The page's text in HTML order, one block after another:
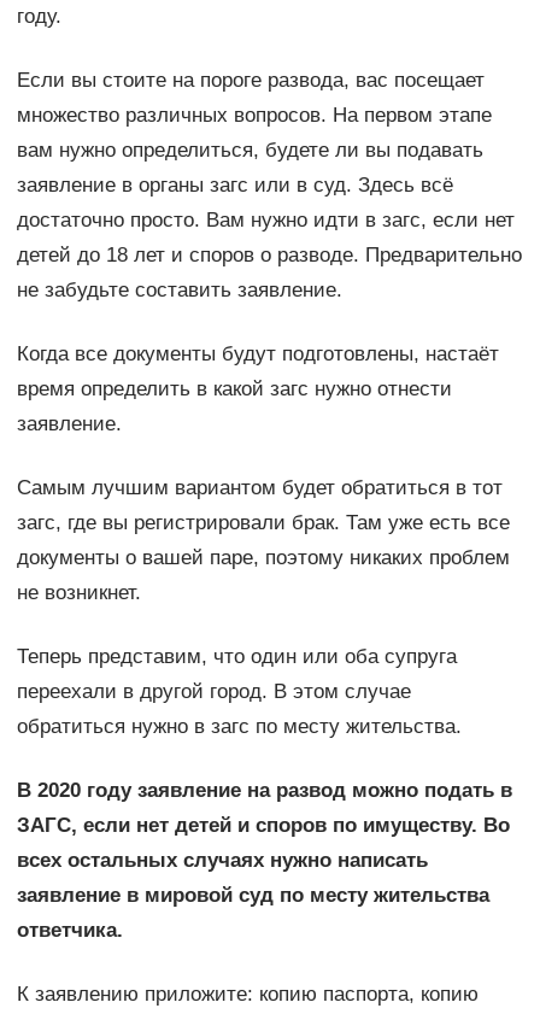
году.
Если вы стоите на пороге развода, вас посещает
множество различных вопросов. На первом этапе
вам нужно определиться, будете ли вы подавать
заявление в органы загс или в суд. Здесь всё
достаточно просто. Вам нужно идти в загс, если нет
детей до 18 лет и споров о разводе. Предварительно
не забудьте составить заявление.
Когда все документы будут подготовлены, настаёт
время определить в какой загс нужно отнести
заявление.
Самым лучшим вариантом будет обратиться в тот
загс, где вы регистрировали брак. Там уже есть все
документы о вашей паре, поэтому никаких проблем
не возникнет.
Теперь представим, что один или оба супруга
переехали в другой город. В этом случае
обратиться нужно в загс по месту жительства.
В 2020 году заявление на развод можно подать в
ЗАГС, если нет детей и споров по имуществу. Во
всех остальных случаях нужно написать
заявление в мировой суд по месту жительства
ответчика.
К заявлению приложите: копию паспорта, копию